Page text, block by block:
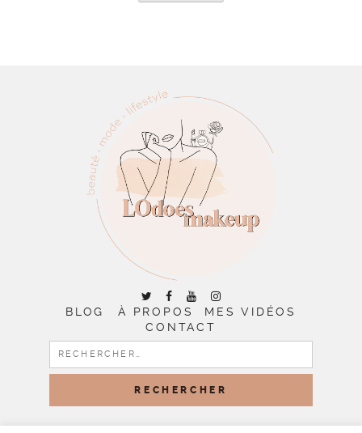
BLOG À PROPOS
MES VIDÉOS
CONTACT
RECHERCHER :